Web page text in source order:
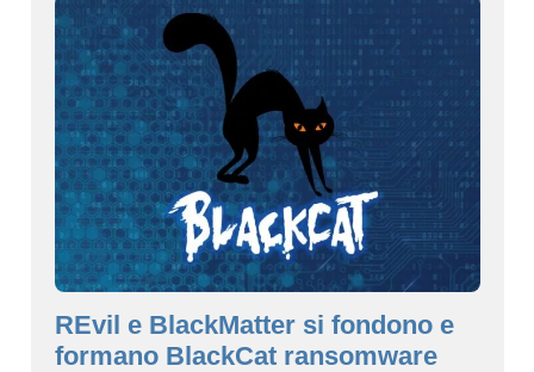
REvil e BlackMatter si fondono e
formano BlackCat ransomware